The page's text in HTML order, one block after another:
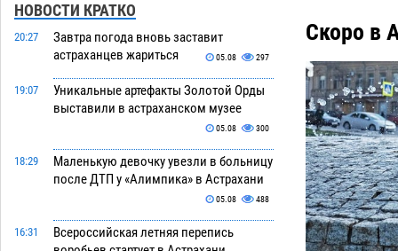
НОВОСТИ КРАТКО
20:27
Завтра погода вновь заставит
астраханцев жариться
05.08 297
19:07
Уникальные артефакты Золотой Орды
выставили в астраханском музее
05.08 300
18:29
Маленькую девочку увезли в больницу
после ДТП у «Алимпика» в Астрахани
05.08 488
16:31
Всероссийская летняя перепись
Скоро в